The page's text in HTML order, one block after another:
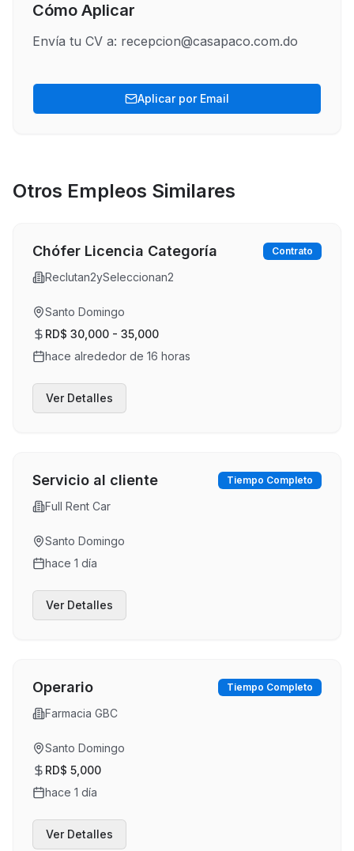
Cómo Aplicar
Envía tu CV a: recepcion@casapaco.com.do
Aplicar por Email
Otros Empleos Similares
Chófer Licencia Categoría Contrato
Reclutan2ySeleccionan2
Santo Domingo
RD$ 30,000 - 35,000
hace alrededor de 16 horas
Ver Detalles
Servicio al cliente Tiempo Completo
Full Rent Car
Santo Domingo
hace 1 día
Ver Detalles
Operario Tiempo Completo
Farmacia GBC
Santo Domingo
RD$ 5,000
hace 1 día
Ver Detalles